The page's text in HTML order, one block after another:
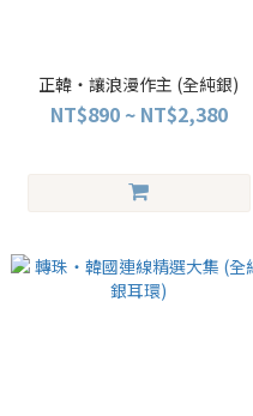
正韓・讓浪漫作主 (全純銀)
NT$890 ~ NT$2,380